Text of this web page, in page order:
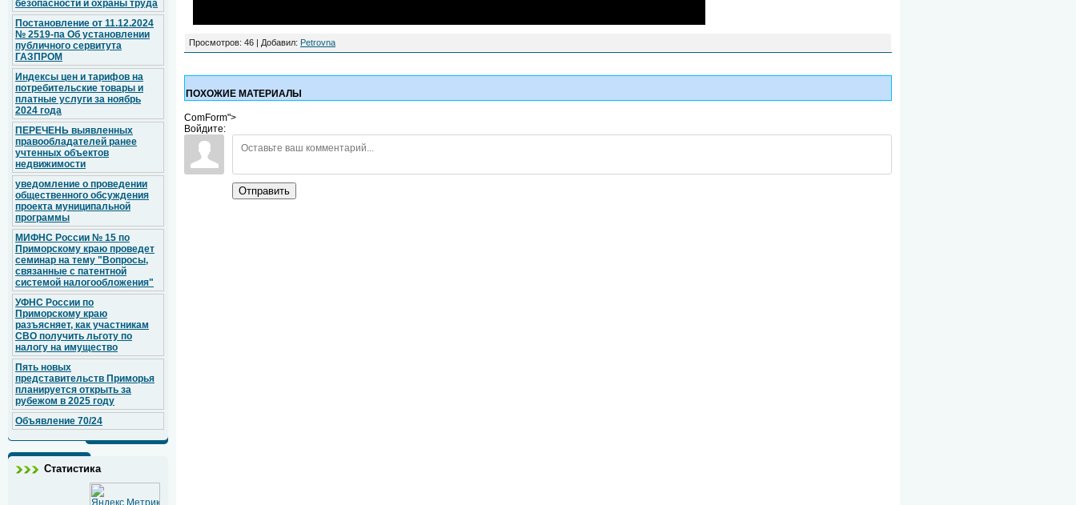
безопасности и охраны труда
Постановление от 11.12.2024
№ 2519-па Об установлении
публичного сервитута
ГАЗПРОМ
Индексы цен и тарифов на
потребительские товары и
платные услуги за ноябрь
2024 года
ПЕРЕЧЕНЬ выявленных
правообладателей ранее
учтенных объектов
недвижимости
уведомление о проведении
общественного обсуждения
проекта муниципальной
программы
МИФНС России № 15 по
Приморскому краю проведет
семинар на тему "Вопросы,
связанные с патентной
системой налогообложения"
УФНС России по
Приморскому краю
разъясняет, как участникам
СВО получить льготу по
налогу на имущество
Пять новых
представительств Приморья
планируется открыть за
рубежом в 2025 году
Объявление 70/24
Статистика
Просмотров: 46 | Добавил: Petrovna
ПОХОЖИЕ МАТЕРИАЛЫ
ComForm">
Войдите:
Отправить